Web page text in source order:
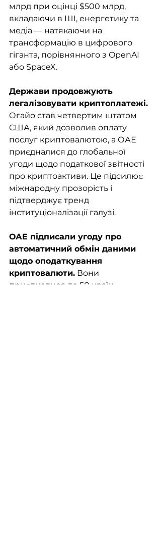
млрд при оцінці $500 млрд,
вкладаючи в ШІ, енергетику та
медіа — натякаючи на
трансформацію в цифрового
гіганта, порівнянного з OpenAI
або SpaceX.
Держави продовжують
легалізовувати криптоплатежі.
Огайо став четвертим штатом
США, який дозволив оплату
послуг криптовалютою, а ОАЕ
приєдналися до глобальної
угоди щодо податкової звітності
про криптоактиви. Це підсилює
міжнародну прозорість і
підтверджує тренд
інституціоналізації галузі.
ОАЕ підписали угоду про
автоматичний обмін даними
щодо оподаткування
криптовалюти. Вони
приєдналися до 50 країн,